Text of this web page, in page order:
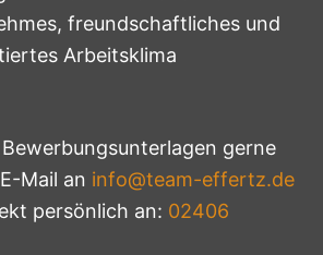
freundschaftliches und
Arbeitsklima
gerne
Mail an info@team-effertz.de
persönlich an: 02406